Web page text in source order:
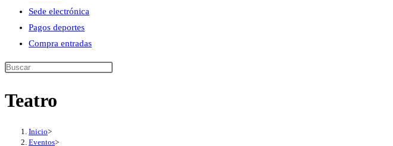
Sede electrónica
Pagos deportes
Compra entradas
Buscar
esta
Teatro
Inicio>
Eventos>